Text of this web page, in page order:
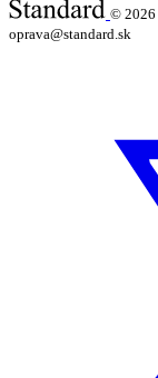
© 2026
oprava@standard.sk